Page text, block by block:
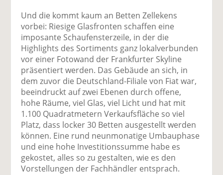
Und die kommt kaum an Betten Zellekens
vorbei: Riesige Glasfronten schaffen eine
imposante Schaufensterzeile, in der die
Highlights des Sortiments ganz lokalverbunden
vor einer Fotowand der Frankfurter Skyline
präsentiert werden. Das Gebäude an sich, in
dem zuvor die Deutschland-Filiale von Fiat war,
beeindruckt auf zwei Ebenen durch offene,
hohe Räume, viel Glas, viel Licht und hat mit
1.100 Quadratmetern Verkaufsfläche so viel
Platz, dass locker 30 Betten ausgestellt werden
können. Eine rund neunmonatige Umbauphase
und eine hohe Investitionssumme habe es
gekostet, alles so zu gestalten, wie es den
Vorstellungen der Fachhändler entsprach.